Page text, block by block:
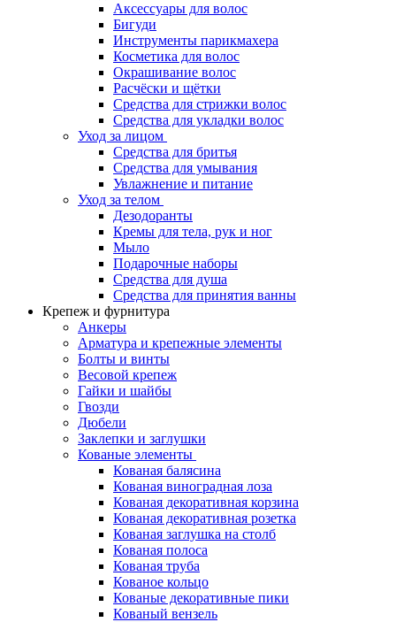
Аксессуары для волос
Бигуди
Инструменты парикмахера
Косметика для волос
Окрашивание волос
Расчёски и щётки
Средства для стрижки волос
Средства для укладки волос
Уход за лицом
Средства для бритья
Средства для умывания
Увлажнение и питание
Уход за телом
Дезодоранты
Кремы для тела, рук и ног
Мыло
Подарочные наборы
Средства для душа
Средства для принятия ванны
Крепеж и фурнитура
Анкеры
Арматура и крепежные элементы
Болты и винты
Весовой крепеж
Гайки и шайбы
Гвозди
Дюбели
Заклепки и заглушки
Кованые элементы
Кованая балясина
Кованая виноградная лоза
Кованая декоративная корзина
Кованая декоративная розетка
Кованая заглушка на столб
Кованая полоса
Кованая труба
Кованое кольцо
Кованые декоративные пики
Кованый вензель